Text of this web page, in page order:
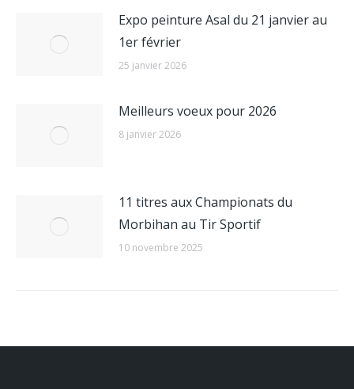
Expo peinture Asal du 21 janvier au
1er février
25 janvier 2026
Meilleurs voeux pour 2026
8 janvier 2026
11 titres aux Championats du
Morbihan au Tir Sportif
10 novembre 2025